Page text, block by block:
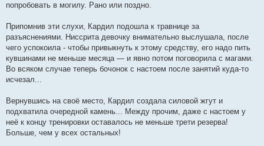
попробовать в могилу. Рано или поздно.
Припомнив эти слухи, Кардил подошла к травнице за
разъяснениями. Ниссрита девочку внимательно выслушала, после
чего успокоила - чтобы привыкнуть к этому средству, его надо пить
кувшинами не меньше месяца — и явно потом поговорила с магами.
Во всяком случае теперь бочонок с настоем после занятий куда-то
исчезал...
Вернувшись на своё место, Кардил создала силовой жгут и
подхватила очередной камень... Между прочим, даже с настоем у
неё к концу тренировки оставалось не меньше трети резерва!
Больше, чем у всех остальных!